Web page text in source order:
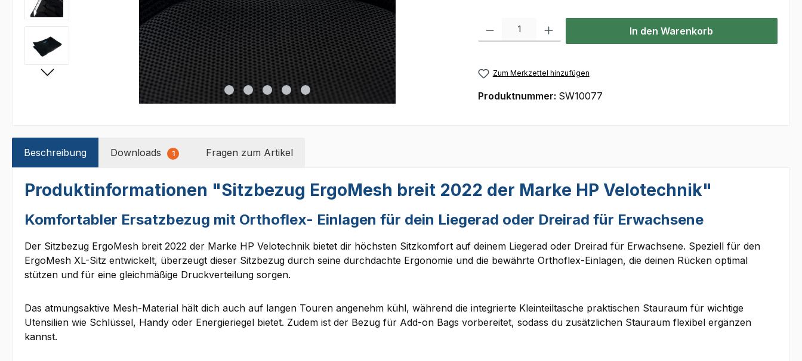
Produkt Anzahl: Gib den gewünschten Wert ein oder benutze die Schaltflächen
In den Warenkorb
Zum Merkzettel hinzufügen
Produktnummer: SW10077
Beschreibung Downloads 1 Fragen zum Artikel
Produktinformationen "Sitzbezug ErgoMesh breit 2022 der Marke HP Velotechnik"
Komfortabler Ersatzbezug mit Orthoflex- Einlagen für dein Liegerad oder Dreirad für Erwachsene
Der Sitzbezug ErgoMesh breit 2022 der Marke HP Velotechnik bietet dir höchsten Sitzkomfort auf deinem Liegerad oder Dreirad für Erwachsene. Speziell für den
ErgoMesh XL-Sitz entwickelt, überzeugt dieser Sitzbezug durch seine durchdachte Ergonomie und die bewährte Orthoflex-Einlagen, die deinen Rücken optimal
stützen und für eine gleichmäßige Druckverteilung sorgen.
Das atmungsaktive Mesh-Material hält dich auch auf langen Touren angenehm kühl, während die integrierte Kleinteiltasche praktischen Stauraum für wichtige
Utensilien wie Schlüssel, Handy oder Energieriegel bietet. Zudem ist der Bezug für Add-on Bags vorbereitet, sodass du zusätzlichen Stauraum flexibel ergänzen
kannst.